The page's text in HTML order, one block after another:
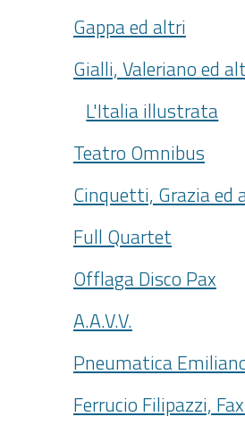
Gappa ed altri
Gialli, Valeriano ed
L'Italia illustrata
Teatro Omnibus
Cinquetti, Grazia ed
Full Quartet
Offlaga Disco Pax
A.A.V.V.
Pneumatica
Ferrucio Filipazzi,